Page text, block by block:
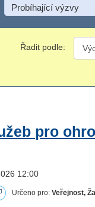
Probíhající výzvy
Řadit podle:
pro
12:00
Určeno pro:Veřejnost,